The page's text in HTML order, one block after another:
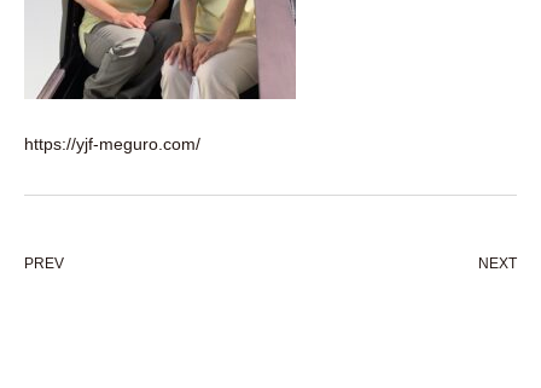
https://yjf-meguro.com/
PREV NEXT